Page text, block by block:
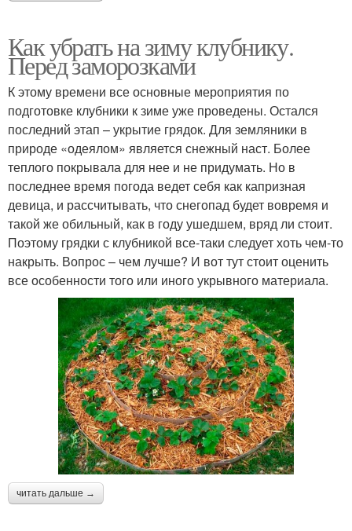
Как убрать на зиму клубнику.
Перед заморозками
К этому времени все основные мероприятия по
подготовке клубники к зиме уже проведены. Остался
последний этап – укрытие грядок. Для земляники в
природе «одеялом» является снежный наст. Более
теплого покрывала для нее и не придумать. Но в
последнее время погода ведет себя как капризная
девица, и рассчитывать, что снегопад будет вовремя и
такой же обильный, как в году ушедшем, вряд ли стоит.
Поэтому грядки с клубникой все-таки следует хоть чем-то
накрыть. Вопрос – чем лучше? И вот тут стоит оценить
все особенности того или иного укрывного материала.
читать дальше →